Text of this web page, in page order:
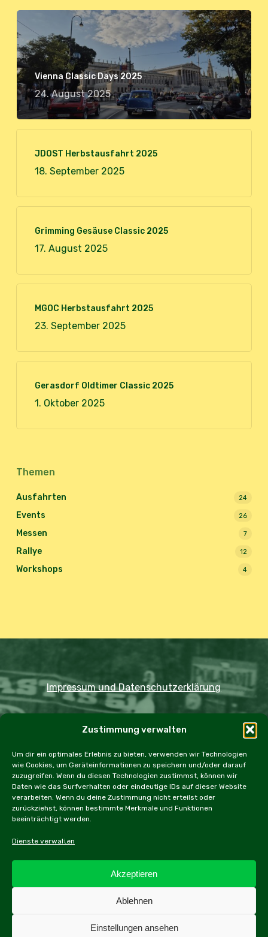
Zustimmung verwalten
Um dir ein optimales Erlebnis zu bieten, verwenden wir Technologien
wie Cookies, um Geräteinformationen zu speichern und/oder darauf
zuzugreifen. Wenn du diesen Technologien zustimmst, können wir
Daten wie das Surfverhalten oder eindeutige IDs auf dieser Website
verarbeiten. Wenn du deine Zustimmung nicht erteilst oder
zurückziehst, können bestimmte Merkmale und Funktionen
beeinträchtigt werden.
Dienste verwalten
Akzeptieren
Ablehnen
Einstellungen ansehen
Vienna Classic Days 2025
24. August 2025
JDOST Herbstausfahrt 2025
18. September 2025
Grimming Gesäuse Classic 2025
17. August 2025
MGOC Herbstausfahrt 2025
23. September 2025
Gerasdorf Oldtimer Classic 2025
1. Oktober 2025
Themen
Ausfahrten 24
Events 26
Messen 7
Rallye 12
Workshops 4
Impressum und Datenschutzerklärung
Home Ausfahrten Rallye
Events
Messen
Workshops Cookie Policy (EU)
facebook
Alle Inhalte dieser Webseite, inbesonders Texte und
Weiterführende Informationen sind im Impressum zu finden.